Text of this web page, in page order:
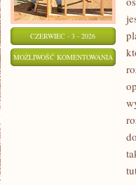
CZERWIEC - 3 - 2026
MOŻLIWOŚĆ KOMENTOWANIA